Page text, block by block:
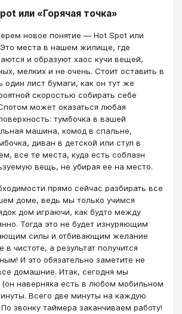
или «Горячая точка»
новое понятие — Hot Spot или
Это места в нашем жилище, где
и образуют хаос кучи вещей,
мелких и не очень. Стоит оставить в
один лист бумаги, как он тут же
скоростью собирать себе
может оказаться любая
тумбочка в вашей
машина, комод в спальне,
диван в детской или стул в
все те места, куда есть соблазн
вещь, не убирая ее на место.
прямо сейчас разбирать все
доме, ведь мы только учимся
дом играючи, как будто между
Тогда это не будет изнуряющим
силы и отбивающим желание
чистоте, а результат получится
И это обязательно заметите не
домашние. Итак, сегодня мы
наверняка есть в любом мобильном
Всего две минуты на каждую
По звонку таймера заканчиваем работу!